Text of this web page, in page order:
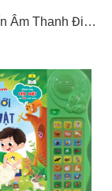
Bộ 4 Cuốn Âm Thanh Đinh Tị - Phố Phường - Các Loài Vật - Cuộc Sống Quanh Em - Thiên Nhiên